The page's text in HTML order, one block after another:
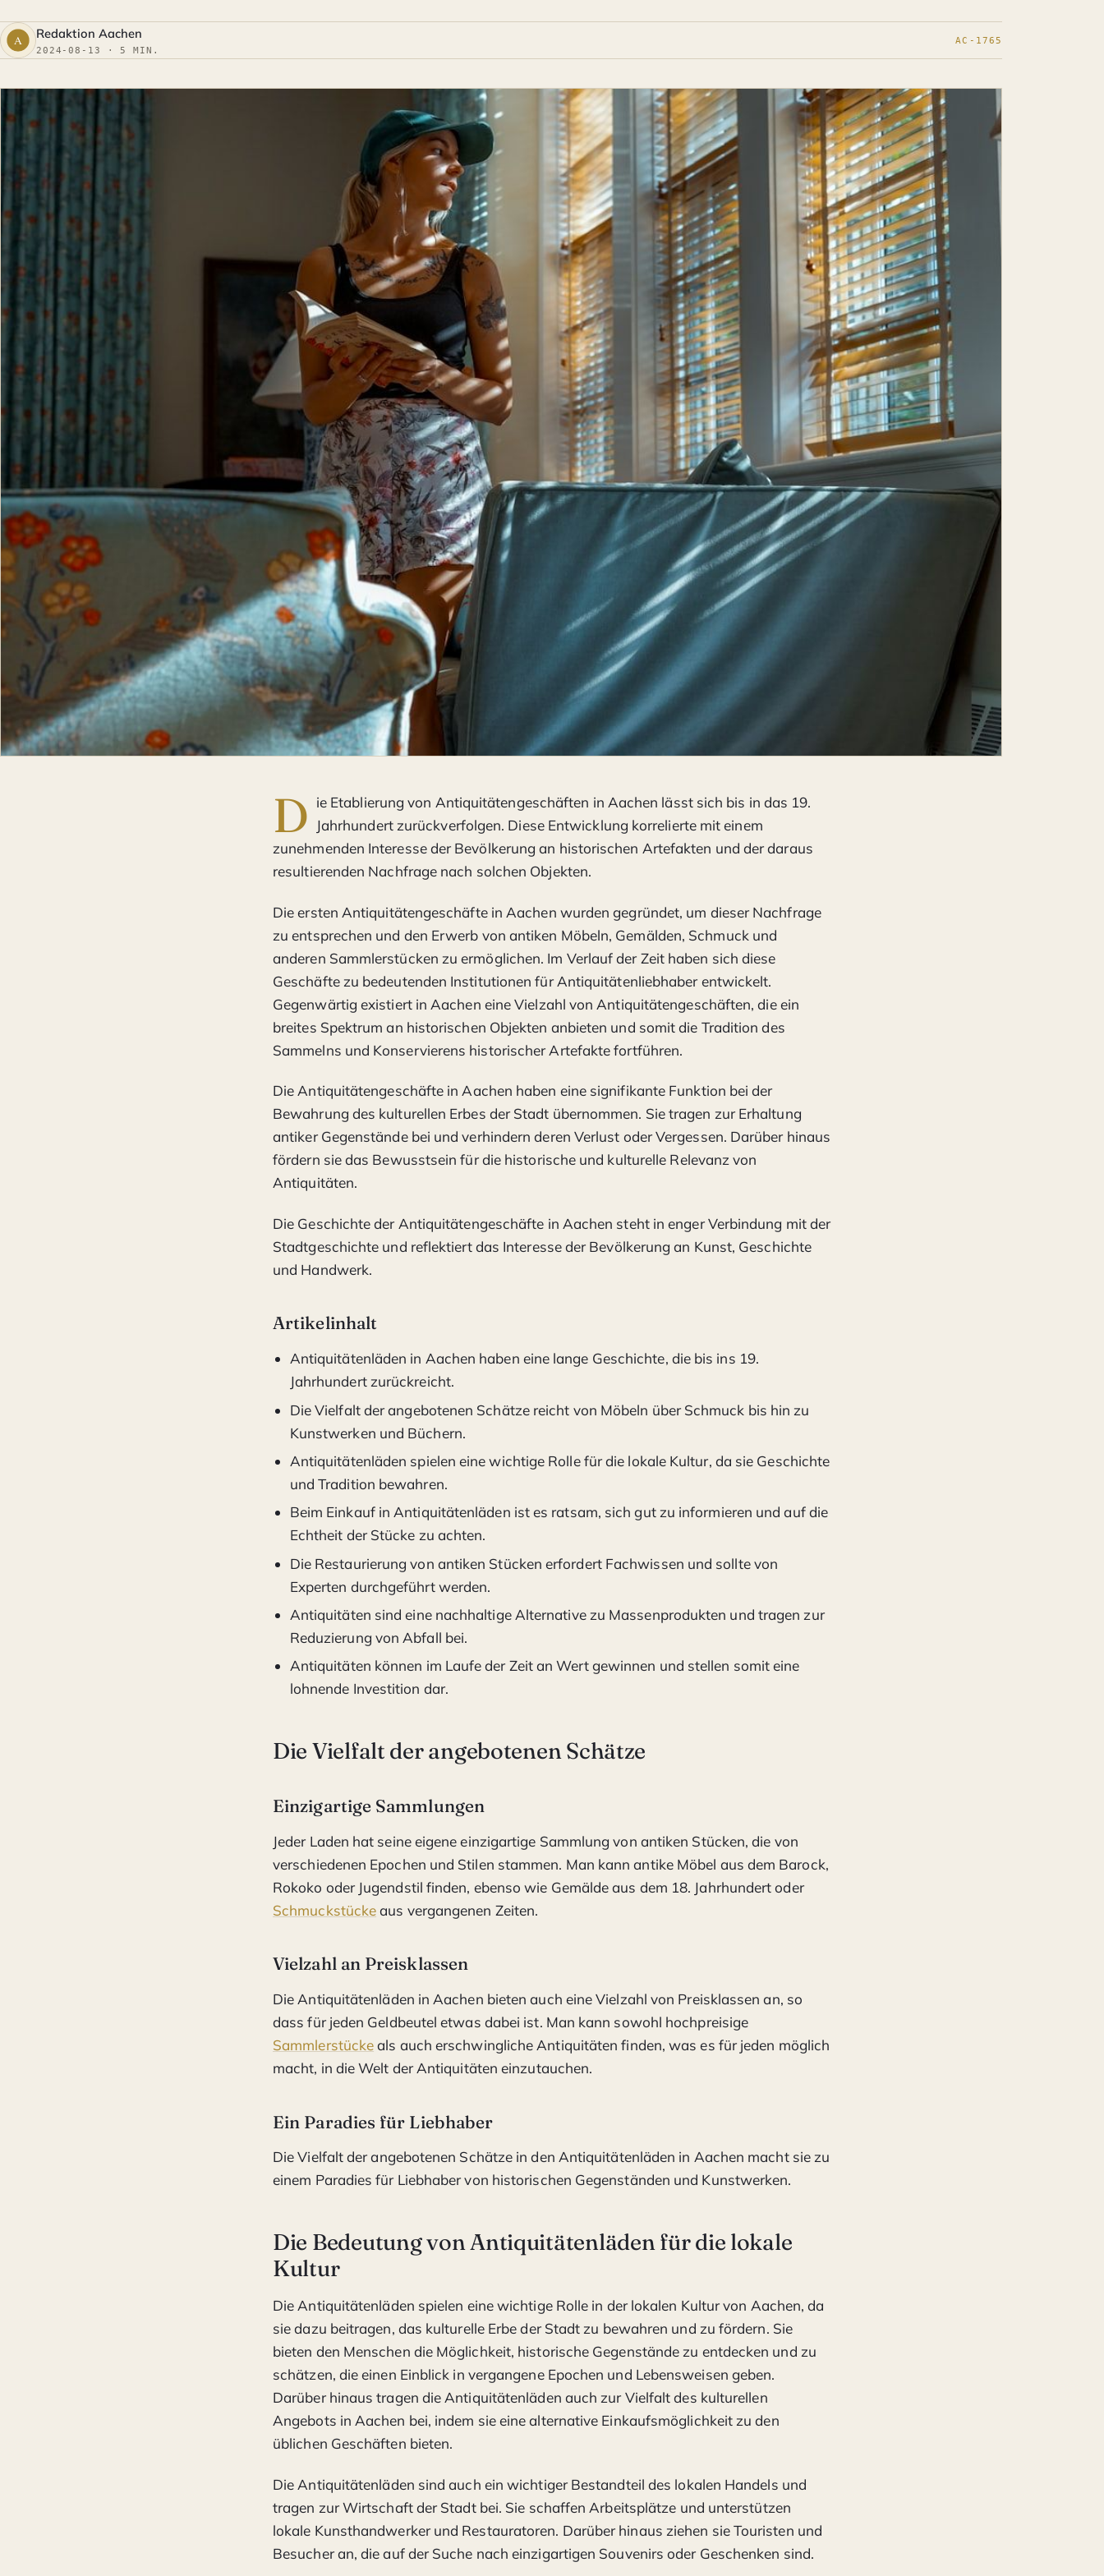
Redaktion Aachen
2024-08-13 · 5 MIN.
AC-1765
D ie Etablierung von Antiquitätengeschäften in Aachen lässt sich bis in das 19.
Jahrhundert zurückverfolgen. Diese Entwicklung korrelierte mit einem
zunehmenden Interesse der Bevölkerung an historischen Artefakten und der daraus
resultierenden Nachfrage nach solchen Objekten.
Die ersten Antiquitätengeschäfte in Aachen wurden gegründet, um dieser Nachfrage
zu entsprechen und den Erwerb von antiken Möbeln, Gemälden, Schmuck und
anderen Sammlerstücken zu ermöglichen. Im Verlauf der Zeit haben sich diese
Geschäfte zu bedeutenden Institutionen für Antiquitätenliebhaber entwickelt.
Gegenwärtig existiert in Aachen eine Vielzahl von Antiquitätengeschäften, die ein
breites Spektrum an historischen Objekten anbieten und somit die Tradition des
Sammelns und Konservierens historischer Artefakte fortführen.
Die Antiquitätengeschäfte in Aachen haben eine signifikante Funktion bei der
Bewahrung des kulturellen Erbes der Stadt übernommen. Sie tragen zur Erhaltung
antiker Gegenstände bei und verhindern deren Verlust oder Vergessen. Darüber hinaus
fördern sie das Bewusstsein für die historische und kulturelle Relevanz von
Antiquitäten.
Die Geschichte der Antiquitätengeschäfte in Aachen steht in enger Verbindung mit der
Stadtgeschichte und reflektiert das Interesse der Bevölkerung an Kunst, Geschichte
und Handwerk.
Artikelinhalt
Antiquitätenläden in Aachen haben eine lange Geschichte, die bis ins 19.
Jahrhundert zurückreicht.
Die Vielfalt der angebotenen Schätze reicht von Möbeln über Schmuck bis hin zu
Kunstwerken und Büchern.
Antiquitätenläden spielen eine wichtige Rolle für die lokale Kultur, da sie Geschichte
und Tradition bewahren.
Beim Einkauf in Antiquitätenläden ist es ratsam, sich gut zu informieren und auf die
Echtheit der Stücke zu achten.
Die Restaurierung von antiken Stücken erfordert Fachwissen und sollte von
Experten durchgeführt werden.
Antiquitäten sind eine nachhaltige Alternative zu Massenprodukten und tragen zur
Reduzierung von Abfall bei.
Antiquitäten können im Laufe der Zeit an Wert gewinnen und stellen somit eine
lohnende Investition dar.
Die Vielfalt der angebotenen Schätze
Einzigartige Sammlungen
Jeder Laden hat seine eigene einzigartige Sammlung von antiken Stücken, die von
verschiedenen Epochen und Stilen stammen. Man kann antike Möbel aus dem Barock,
Rokoko oder Jugendstil finden, ebenso wie Gemälde aus dem 18. Jahrhundert oder
Schmuckstückeaus vergangenen Zeiten.
Vielzahl an Preisklassen
Die Antiquitätenläden in Aachen bieten auch eine Vielzahl von Preisklassen an, so
dass für jeden Geldbeutel etwas dabei ist. Man kann sowohl hochpreisige
Sammlerstückeals auch erschwingliche Antiquitäten finden, was es für jeden möglich
macht, in die Welt der Antiquitäten einzutauchen.
Ein Paradies für Liebhaber
Die Vielfalt der angebotenen Schätze in den Antiquitätenläden in Aachen macht sie zu
einem Paradies für Liebhaber von historischen Gegenständen und Kunstwerken.
Die Bedeutung von Antiquitätenläden für die lokale
Kultur
Die Antiquitätenläden spielen eine wichtige Rolle in der lokalen Kultur von Aachen, da
sie dazu beitragen, das kulturelle Erbe der Stadt zu bewahren und zu fördern. Sie
bieten den Menschen die Möglichkeit, historische Gegenstände zu entdecken und zu
schätzen, die einen Einblick in vergangene Epochen und Lebensweisen geben.
Darüber hinaus tragen die Antiquitätenläden auch zur Vielfalt des kulturellen
Angebots in Aachen bei, indem sie eine alternative Einkaufsmöglichkeit zu den
üblichen Geschäften bieten.
Die Antiquitätenläden sind auch ein wichtiger Bestandteil des lokalen Handels und
tragen zur Wirtschaft der Stadt bei. Sie schaffen Arbeitsplätze und unterstützen
lokale Kunsthandwerker und Restauratoren. Darüber hinaus ziehen sie Touristen und
Besucher an, die auf der Suche nach einzigartigen Souvenirs oder Geschenken sind.